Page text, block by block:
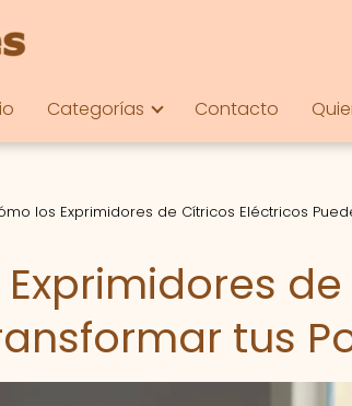
Categorías Contacto
los Exprimidores de Cítricos Eléctricos
tus